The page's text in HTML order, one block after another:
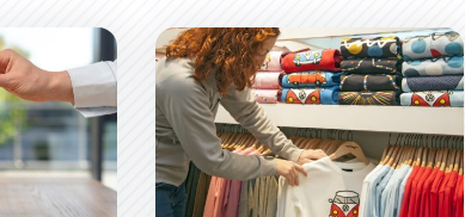
Carte des commerces de la Bastide